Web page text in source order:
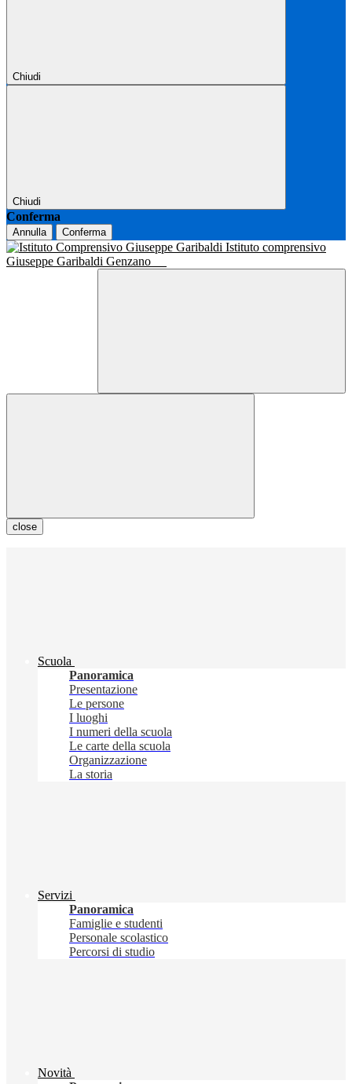
Chiudi
Chiudi
Conferma
Annulla Conferma
Istituto comprensivo
Giuseppe Garibaldi Genzano
close
Scuola
Panoramica
Presentazione
Le persone
I luoghi
I numeri della scuola
Le carte della scuola
Organizzazione
La storia
Servizi
Panoramica
Famiglie e studenti
Personale scolastico
Percorsi di studio
Novità